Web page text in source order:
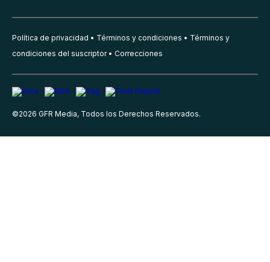
Política de privacidad Términos y condiciones
Términos y
condiciones del suscriptor
Correcciones
©2026 GFR Media, Todos los Derechos Reservados.